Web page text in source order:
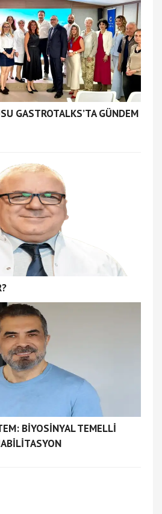
GASTROTALKS’TA GÜNDEM
BİYOSİNYAL TEMELLİ